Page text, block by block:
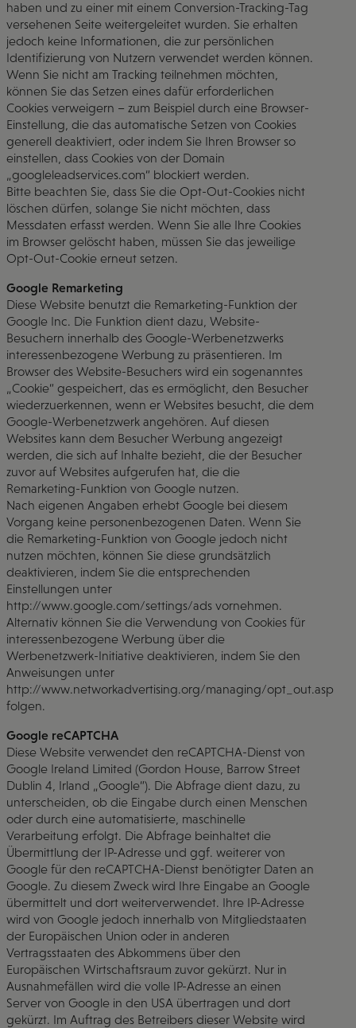
haben und zu einer mit einem Conversion-Tracking-Tag
versehenen Seite weitergeleitet wurden. Sie erhalten
jedoch keine Informationen, die zur persönlichen
Identifizierung von Nutzern verwendet werden können.
Wenn Sie nicht am Tracking teilnehmen möchten,
können Sie das Setzen eines dafür erforderlichen
Cookies verweigern – zum Beispiel durch eine Browser-
Einstellung, die das automatische Setzen von Cookies
generell deaktiviert, oder indem Sie Ihren Browser so
einstellen, dass Cookies von der Domain
„googleleadservices.com“ blockiert werden.
Bitte beachten Sie, dass Sie die Opt-Out-Cookies nicht
löschen dürfen, solange Sie nicht möchten, dass
Messdaten erfasst werden. Wenn Sie alle Ihre Cookies
im Browser gelöscht haben, müssen Sie das jeweilige
Opt-Out-Cookie erneut setzen.
Google Remarketing
Diese Website benutzt die Remarketing-Funktion der
Google Inc. Die Funktion dient dazu, Website-
Besuchern innerhalb des Google-Werbenetzwerks
interessenbezogene Werbung zu präsentieren. Im
Browser des Website-Besuchers wird ein sogenanntes
„Cookie“ gespeichert, das es ermöglicht, den Besucher
wiederzuerkennen, wenn er Websites besucht, die dem
Google-Werbenetzwerk angehören. Auf diesen
Websites kann dem Besucher Werbung angezeigt
werden, die sich auf Inhalte bezieht, die der Besucher
zuvor auf Websites aufgerufen hat, die die
Remarketing-Funktion von Google nutzen.
Nach eigenen Angaben erhebt Google bei diesem
Vorgang keine personenbezogenen Daten. Wenn Sie
die Remarketing-Funktion von Google jedoch nicht
nutzen möchten, können Sie diese grundsätzlich
deaktivieren, indem Sie die entsprechenden
Einstellungen unter
http://www.google.com/settings/ads vornehmen.
Alternativ können Sie die Verwendung von Cookies für
interessenbezogene Werbung über die
Werbenetzwerk-Initiative deaktivieren, indem Sie den
Anweisungen unter
http://www.networkadvertising.org/managing/opt_out.asp
folgen.
Google reCAPTCHA
Diese Website verwendet den reCAPTCHA-Dienst von
Google Ireland Limited (Gordon House, Barrow Street
Dublin 4, Irland „Google“). Die Abfrage dient dazu, zu
unterscheiden, ob die Eingabe durch einen Menschen
oder durch eine automatisierte, maschinelle
Verarbeitung erfolgt. Die Abfrage beinhaltet die
Übermittlung der IP-Adresse und ggf. weiterer von
Google für den reCAPTCHA-Dienst benötigter Daten an
Google. Zu diesem Zweck wird Ihre Eingabe an Google
übermittelt und dort weiterverwendet. Ihre IP-Adresse
wird von Google jedoch innerhalb von Mitgliedstaaten
der Europäischen Union oder in anderen
Vertragsstaaten des Abkommens über den
Europäischen Wirtschaftsraum zuvor gekürzt. Nur in
Ausnahmefällen wird die volle IP-Adresse an einen
Server von Google in den USA übertragen und dort
gekürzt. Im Auftrag des Betreibers dieser Website wird